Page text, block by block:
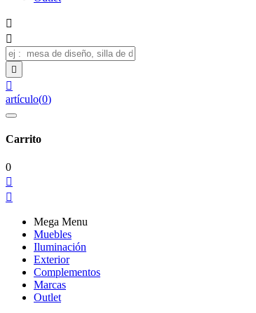




artículo(0)
Carrito
0


Mega Menu
Muebles
Iluminación
Exterior
Complementos
Marcas
Outlet